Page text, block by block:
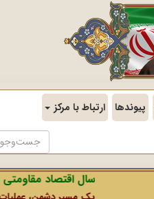
پیوندها ارتباط با مرکز
سال اقتصاد مقاومتی در